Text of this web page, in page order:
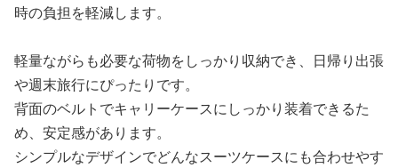
時の負担を軽減します。
軽量ながらも必要な荷物をしっかり収納でき、日帰り出張
や週末旅行にぴったりです。
背面のベルトでキャリーケースにしっかり装着できるた
め、安定感があります。
シンプルなデザインでどんなスーツケースにも合わせやす